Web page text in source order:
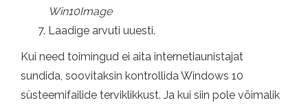
Win10Image
Laadige arvuti uuesti.
Kui need toimingud ei aita internetiaunistajat
sundida, soovitaksin kontrollida Windows 10
süsteemifailide terviklikkust. Ja kui siin pole võimalik